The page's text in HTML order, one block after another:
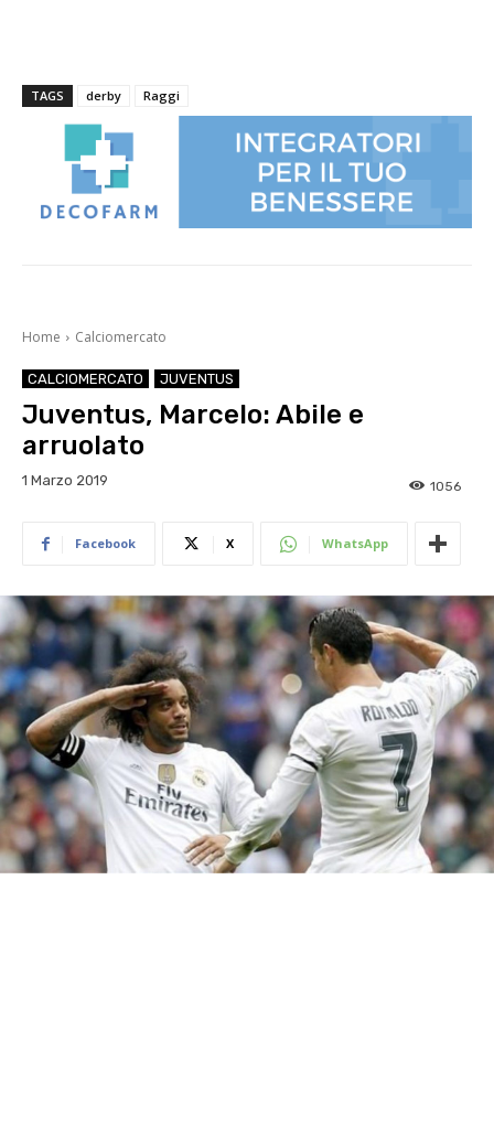
TAGS derby Raggi